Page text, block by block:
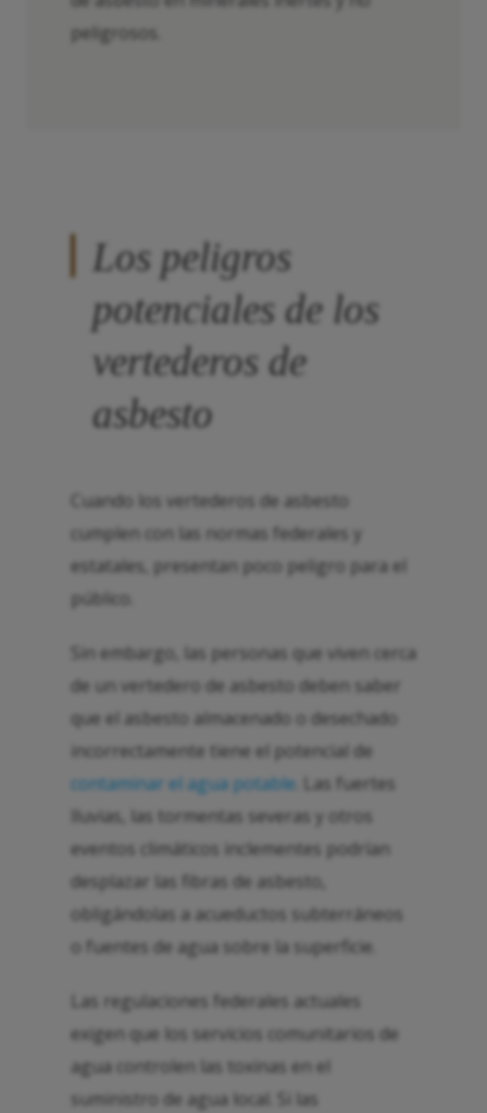
peligrosos.
Los peligros
potenciales de los
vertederos de
asbesto
Cuando los vertederos de asbesto
cumplen con las normas federales y
estatales, presentan poco peligro para el
público.
Sin embargo, las personas que viven cerca
de un vertedero de asbesto deben saber
que el asbesto almacenado o desechado
incorrectamente tiene el potencial de
contaminar el agua potable . Las fuertes
lluvias, las tormentas severas y otros
eventos climáticos inclementes podrían
desplazar las fibras de asbesto,
obligándolas a acueductos subterráneos
o fuentes de agua sobre la superficie.
Las regulaciones federales actuales
exigen que los servicios comunitarios de
agua controlen las toxinas en el
suministro de agua local. Si las